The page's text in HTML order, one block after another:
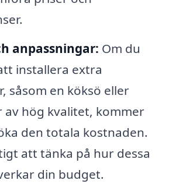
anpassningar: Om du
installera extra
såsom en köksö eller
av hög kvalitet, kommer
den totala kostnaden.
att tänka på hur dessa
din budget.